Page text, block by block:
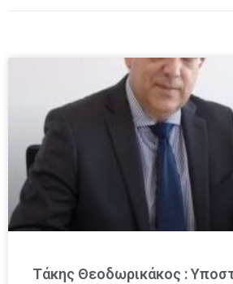
Τάκης Θεοδωρικάκος :